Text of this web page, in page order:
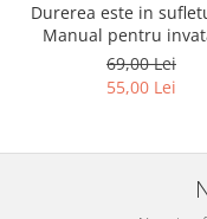
Durerea este in
Manual pentru
limbajului stresurilor
Invata sa te Ierti
69,00 Lei
55,00 Lei